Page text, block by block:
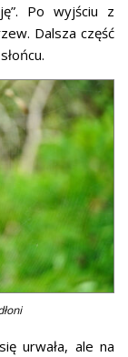
Po wyjściu z
Dalsza część
urwała, ale na